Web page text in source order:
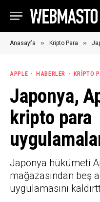
Anasayfa » Kripto Para »
APPLE HABERLER KRIPTO
Japonya,
kripto para
Japonya hükümeti
mağazasından beş
uygulamasını